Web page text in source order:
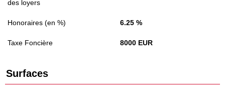
des loyers
Honoraires (en %) 6.25 %
Taxe Foncière 8000 EUR
Surfaces